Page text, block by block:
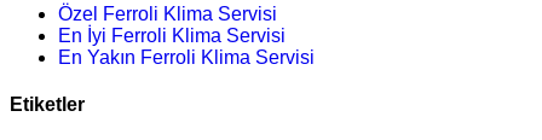
Özel Ferroli Klima Servisi
En İyi Ferroli Klima Servisi
En Yakın Ferroli Klima Servisi
Etiketler